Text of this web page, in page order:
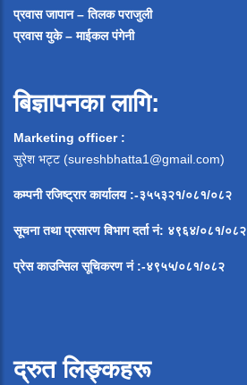
प्रवास जापान – तिलक पराजुली
प्रवास युके – माईकल पंगेनी
बिज्ञापनका लागि:
Marketing officer :
सुरेश भट्ट (sureshbhatta1@gmail.com)
कम्पनी रजिष्ट्रार कार्यालय :-३५५३२१/०८१/०८२
सूचना तथा प्रसारण विभाग दर्ता नं: ४९६४/०८१/०८२
प्रेस काउन्सिल सूचिकरण नं:-४९५५/०८१/०८२
द्रुत लिङ्कहरू